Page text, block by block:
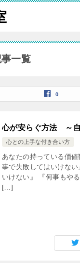
一覧
0
心が安らぐ方法 ～
心との上手な付き合い方
あなたの持っている価
事で失敗してはいけな
いけない』 『何事もや
[…]